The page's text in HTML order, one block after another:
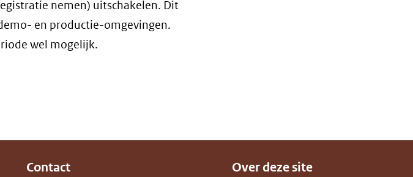
nemen) uitschakelen. Dit
en productie-omgevingen.
wel mogelijk.
Contact Over deze site